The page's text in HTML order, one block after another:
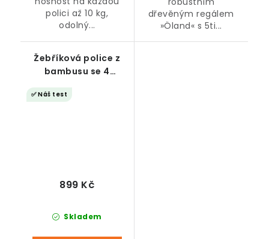
polici až 10 kg,
odolný...
dřevěným regálem
»Öland« s 5ti...
Žebříková police z
bambusu se 4
✅ Náš test
Skladem
899 Kč